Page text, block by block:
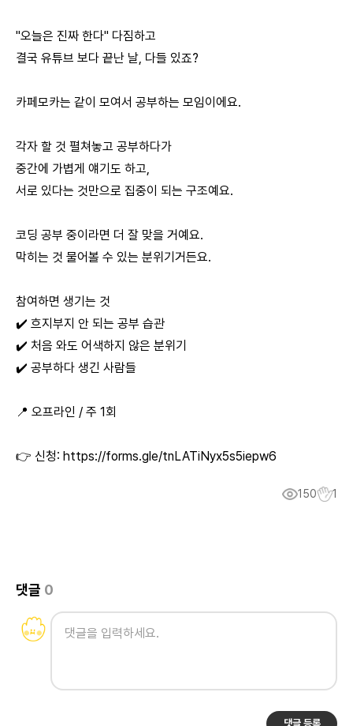
"오늘은 진짜 한다" 다짐하고
결국 유튜브 보다 끝난 날, 다들 있죠?
카페모카는 같이 모여서 공부하는 모임이에요.
각자 할 것 펼쳐놓고 공부하다가
중간에 가볍게 얘기도 하고,
서로 있다는 것만으로 집중이 되는 구조예요.
코딩 공부 중이라면 더 잘 맞을 거예요.
막히는 것 물어볼 수 있는 분위기거든요.
참여하면 생기는 것
✔️ 흐지부지 안 되는 공부 습관
✔️ 처음 와도 어색하지 않은 분위기
✔️ 공부하다 생긴 사람들
📍 오프라인 / 주 1회
👉 신청: https://forms.gle/tnLATiNyx5s5iepw6
150 1
댓글 0
댓글 등록